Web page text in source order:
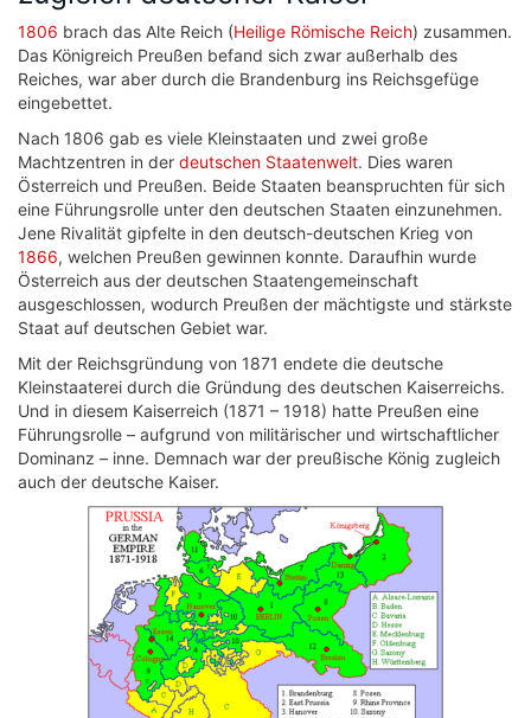
1806 brach das Alte Reich (Heilige Römische Reich) zusammen.
Das Königreich Preußen befand sich zwar außerhalb des
Reiches, war aber durch die Brandenburg ins Reichsgefüge
eingebettet.
Nach 1806 gab es viele Kleinstaaten und zwei große
Machtzentren in der deutschen Staatenwelt. Dies waren
Österreich und Preußen. Beide Staaten beanspruchten für sich
eine Führungsrolle unter den deutschen Staaten einzunehmen.
Jene Rivalität gipfelte in den deutsch-deutschen Krieg von
1866, welchen Preußen gewinnen konnte. Daraufhin wurde
Österreich aus der deutschen Staatengemeinschaft
ausgeschlossen, wodurch Preußen der mächtigste und stärkste
Staat auf deutschen Gebiet war.
Mit der Reichsgründung von 1871 endete die deutsche
Kleinstaaterei durch die Gründung des deutschen Kaiserreichs.
Und in diesem Kaiserreich (1871 – 1918) hatte Preußen eine
Führungsrolle – aufgrund von militärischer und wirtschaftlicher
Dominanz – inne. Demnach war der preußische König zugleich
auch der deutsche Kaiser.